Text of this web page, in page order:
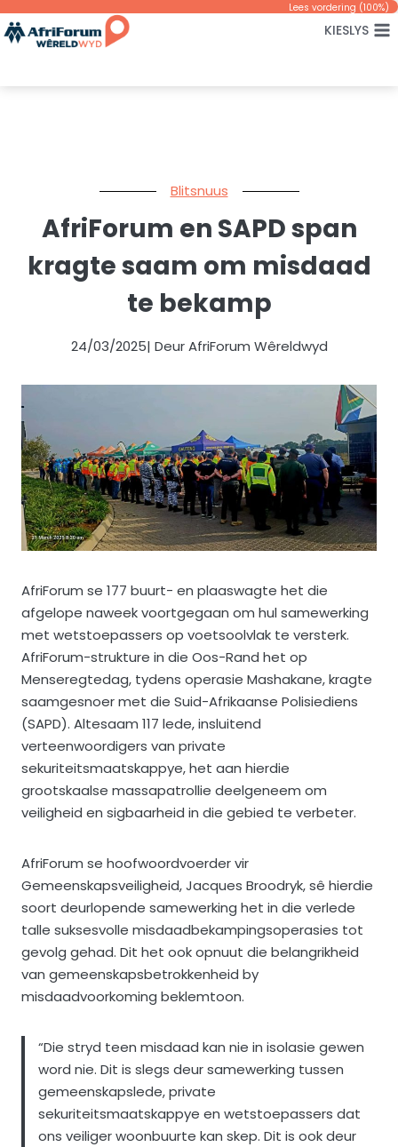
Skip
to
Lees vordering (100%)
KIESLYS
Blitsnuus
AfriForum en SAPD span
kragte saam om misdaad
te bekamp
24/03/2025| Deur AfriForum Wêreldwyd
AfriForum se 177 buurt- en plaaswagte het die
afgelope naweek voortgegaan om hul samewerking
met wetstoepassers op voetsoolvlak te versterk.
AfriForum-strukture in die Oos-Rand het op
Menseregtedag, tydens operasie Mashakane, kragte
saamgesnoer met die Suid-Afrikaanse Polisiediens
(SAPD). Altesaam 117 lede, insluitend
verteenwoordigers van private
sekuriteitsmaatskappye, het aan hierdie
grootskaalse massapatrollie deelgeneem om
veiligheid en sigbaarheid in die gebied te verbeter.
AfriForum se hoofwoordvoerder vir
Gemeenskapsveiligheid, Jacques Broodryk, sê hierdie
soort deurlopende samewerking het in die verlede
talle suksesvolle misdaadbekampingsoperasies tot
gevolg gehad. Dit het ook opnuut die belangrikheid
van gemeenskapsbetrokkenheid by
misdaadvoorkoming beklemtoon.
“Die stryd teen misdaad kan nie in isolasie gewen
word nie. Dit is slegs deur samewerking tussen
gemeenskapslede, private
sekuriteitsmaatskappye en wetstoepassers dat
ons veiliger woonbuurte kan skep. Dit is ook deur